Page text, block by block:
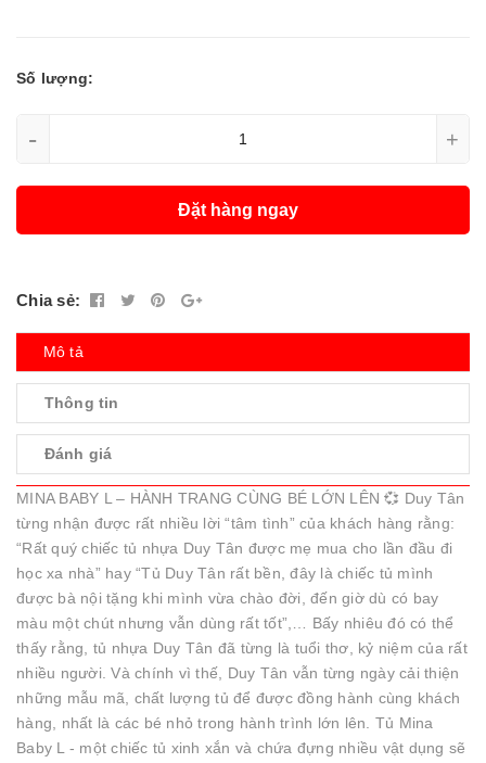
Số lượng:
- +
Đặt hàng ngay
Chia sẻ:
Mô tả
Thông tin
Đánh giá
MINA BABY L – HÀNH TRANG CÙNG BÉ LỚN LÊN 💞 Duy Tân
từng nhận được rất nhiều lời “tâm tình” của khách hàng rằng:
“Rất quý chiếc tủ nhựa Duy Tân được mẹ mua cho lần đầu đi
học xa nhà” hay “Tủ Duy Tân rất bền, đây là chiếc tủ mình
được bà nội tặng khi mình vừa chào đời, đến giờ dù có bay
màu một chút nhưng vẫn dùng rất tốt”,… Bấy nhiêu đó có thể
thấy rằng, tủ nhựa Duy Tân đã từng là tuổi thơ, kỷ niệm của rất
nhiều người. Và chính vì thế, Duy Tân vẫn từng ngày cải thiện
những mẫu mã, chất lượng tủ để được đồng hành cùng khách
hàng, nhất là các bé nhỏ trong hành trình lớn lên. Tủ Mina
Baby L - một chiếc tủ xinh xắn và chứa đựng nhiều vật dụng sẽ